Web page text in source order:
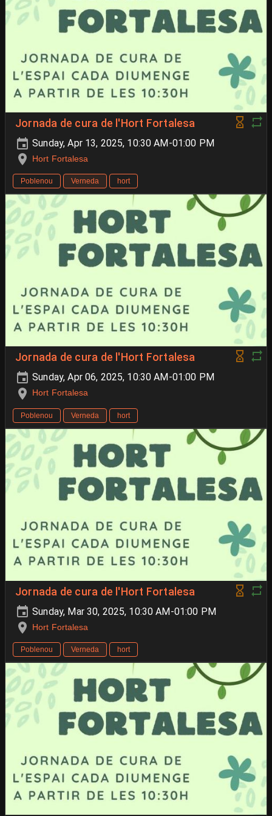
Jornada de cura de l'Hort Fortalesa
Sunday, Apr 13, 2025, 10:30 AM-01:00 PM
Hort Fortalesa
Poblenou Verneda hort
Jornada de cura de l'Hort Fortalesa
Sunday, Apr 06, 2025, 10:30 AM-01:00 PM
Hort Fortalesa
Poblenou Verneda hort
Jornada de cura de l'Hort Fortalesa
Sunday, Mar 30, 2025, 10:30 AM-01:00 PM
Hort Fortalesa
Poblenou Verneda hort